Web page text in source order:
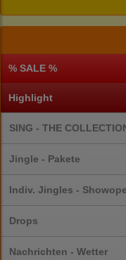
% SALE %
Highlight
SING - THE
Jingle - Pakete
Indiv. Jingles -
Drops
Nachrichten - Wetter